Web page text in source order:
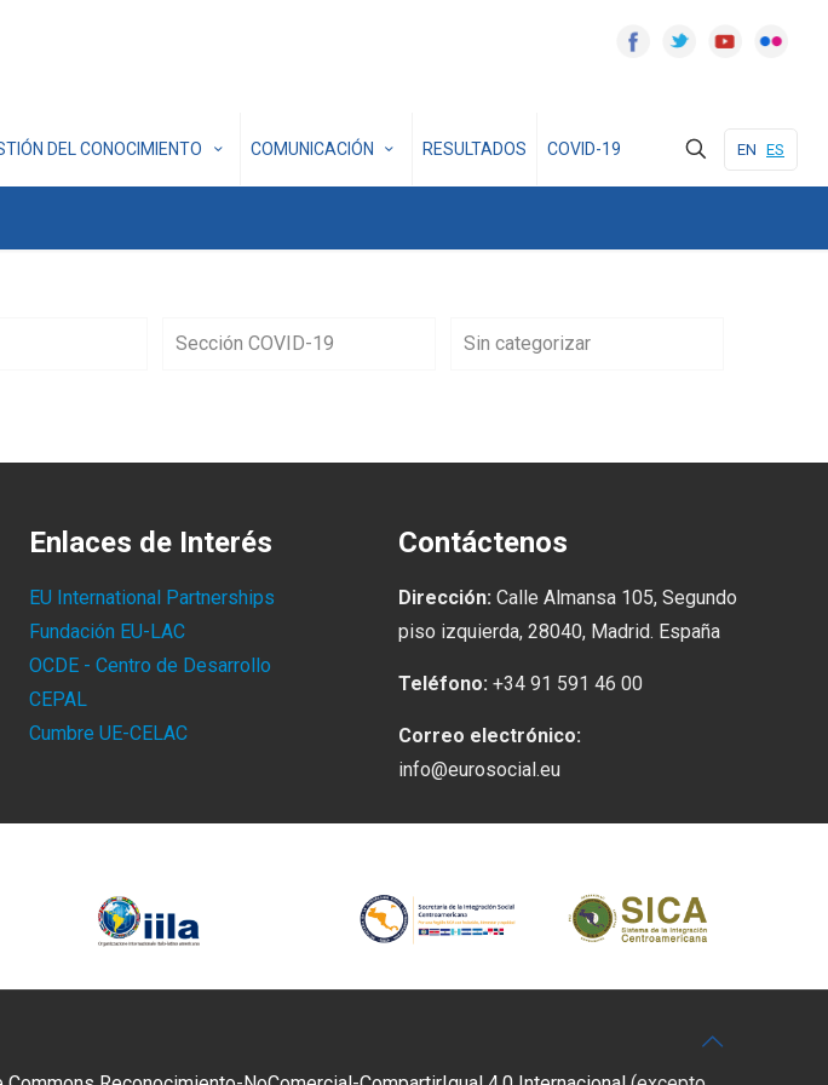
DEL CONOCIMIENTO COMUNICACIÓN RESULTADOS COVID-19 EN ES
Sección COVID-19 Sin categorizar
Enlaces de Interés
EU International Partnerships
Fundación EU-LAC
OCDE - Centro de Desarrollo
CEPAL
Cumbre UE-CELAC
Contáctenos
Dirección: Calle Almansa 105, Segundo
piso izquierda, 28040, Madrid. España
Teléfono: +34 91 591 46 00
Correo electrónico:
info@eurosocial.eu